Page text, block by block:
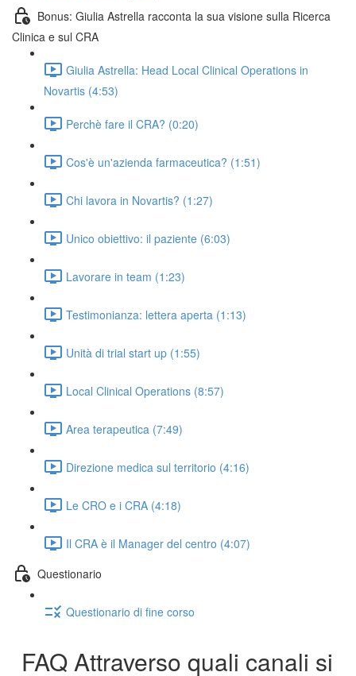
Bonus: Giulia Astrella racconta la sua visione sulla Ricerca
Clinica e sul CRA
Giulia Astrella: Head Local Clinical Operations in
Novartis (4:53)
Perchè fare il CRA? (0:20)
Cos'è un'azienda farmaceutica? (1:51)
Chi lavora in Novartis? (1:27)
Unico obiettivo: il paziente (6:03)
Lavorare in team (1:23)
Testimonianza: lettera aperta (1:13)
Unità di trial start up (1:55)
Local Clinical Operations (8:57)
Area terapeutica (7:49)
Direzione medica sul territorio (4:16)
Le CRO e i CRA (4:18)
Il CRA è il Manager del centro (4:07)
Questionario
Questionario di fine corso
FAQ Attraverso quali canali si